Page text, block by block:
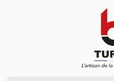
Panneau de gestion des